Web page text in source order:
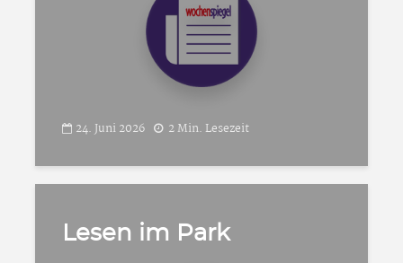
24. Juni 2026 2 Min. Lesezeit
Lesen im Park